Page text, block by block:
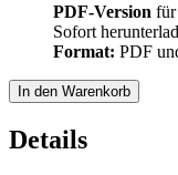
PDF-Version für
Sofort
Format: PDF
In den Warenkorb
Details